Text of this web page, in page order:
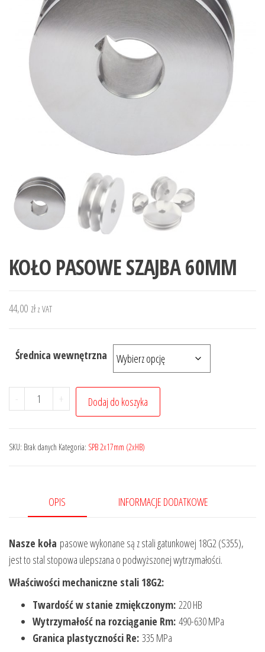
KOŁO PASOWE SZAJBA 60MM
44,00 zł z VAT
Średnica wewnętrzna
-
ilość
KOŁO
SZAJBA
+ Dodaj do koszyka
SKU: Brak danych Kategoria: SPB 2x17mm (2xHB)
OPIS INFORMACJE DODATKOWE
Nasze koła pasowe wykonane są z stali gatunkowej 18G2 (S355),
jest to stal stopowa ulepszana o podwyższonej wytrzymałości.
Właściwości mechaniczne stali 18G2:
Twardość w stanie zmiękczonym: 220 HB
Wytrzymałość na rozciąganie Rm: 490-630 MPa
Granica plastyczności Re: 335 MPa